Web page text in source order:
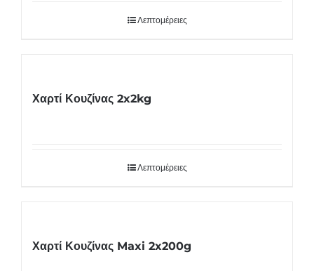
Λεπτομέρειες
Χαρτί Κουζίνας 2x2kg
Λεπτομέρειες
Χαρτί Κουζίνας Maxi 2x200g